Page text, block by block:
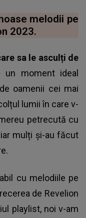
melodii pe
2023.
sa le asculți de
moment ideal
oamenii cei mai
lumii în care v-
petrecută cu
mulți și-au făcut
cu melodiile pe
de Revelion
playlist, noi v-am